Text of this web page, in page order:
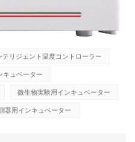
リジェント温度コントローラー
キュベーター
微生物実験用インキュベーター
器用インキュベーター